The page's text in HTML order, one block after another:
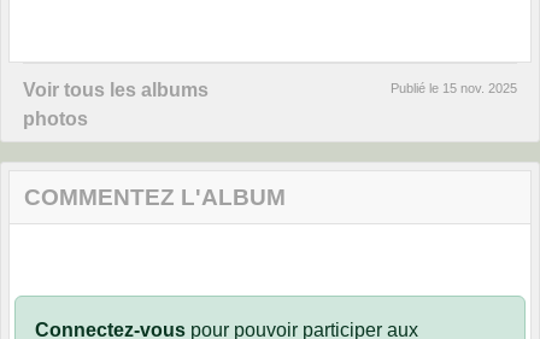
Voir tous les albums
photos
Publié le 15 nov. 2025
COMMENTEZ L'ALBUM
Connectez-vous pour pouvoir participer aux